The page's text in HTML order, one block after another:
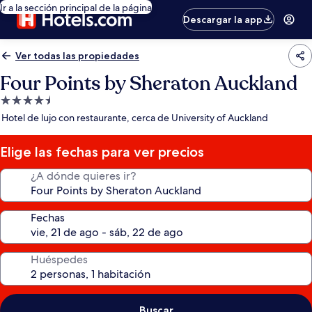
Ir a la sección principal de la página
Descargar la app
Ver todas las propiedades
Four Points by Sheraton Auckland
Propiedad
de
estrellas
Hotel de lujo con restaurante, cerca de University of Auckland
Elige las fechas para ver precios
¿A dónde quieres ir?
Fechas
Huéspedes